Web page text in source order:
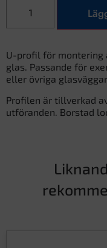
U-profil för montering
glas. Passande för
eller övriga
Profilen är tillverkad
utföranden. Borstad